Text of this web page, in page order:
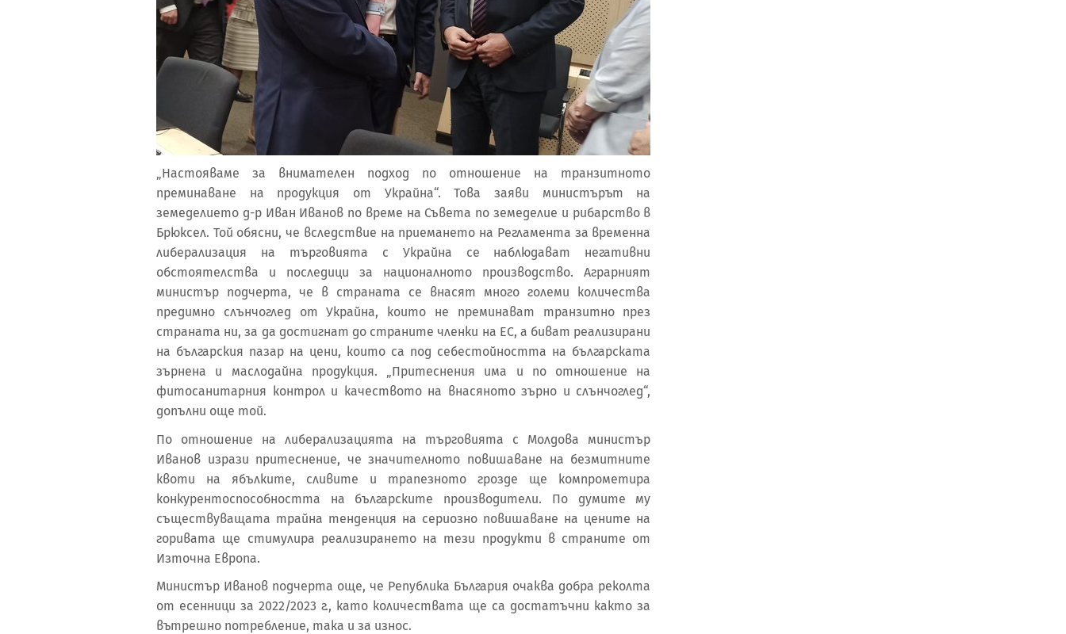
„Настояваме за внимателен подход по отношение на транзитното
преминаване на продукция от Украйна“. Това заяви министърът на
земеделието д-р Иван Иванов по време на Съвета по земеделие и рибарство в
Брюксел. Той обясни, че вследствие на приемането на Регламента за временна
либерализация на търговията с Украйна се наблюдават негативни
обстоятелства и последици за националното производство. Аграрният
министър подчерта, че в страната се внасят много големи количества
предимно слънчоглед от Украйна, които не преминават транзитно през
страната ни, за да достигнат до страните членки на ЕС, а биват реализирани
на българския пазар на цени, които са под себестойността на българската
зърнена и маслодайна продукция. „Притеснения има и по отношение на
фитосанитарния контрол и качеството на внасяното зърно и слънчоглед“,
допълни още той.
По отношение на либерализацията на търговията с Молдова министър
Иванов изрази притеснение, че значителното повишаване на безмитните
квоти на ябълките, сливите и трапезното грозде ще компрометира
конкурентоспособността на българските производители. По думите му
съществуващата трайна тенденция на сериозно повишаване на цените на
горивата ще стимулира реализирането на тези продукти в страните от
Източна Европа.
Министър Иванов подчерта още, че Република България очаква добра реколта
от есенници за 2022/2023 г., като количествата ще са достатъчни както за
вътрешно потребление, така и за износ.